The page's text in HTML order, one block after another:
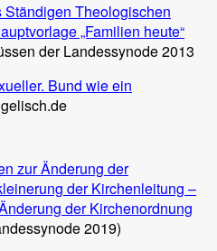
Theologischen
„Familien heute“
der Landessynode 2013
Bund wie ein
zur Änderung der
der Kirchenleitung –
der Kirchenordnung
2019)